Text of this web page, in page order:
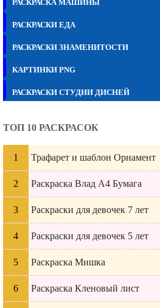
РАСКРАСКА МАШИНЫ
РАСКРАСКИ ЕДА
РАСКРАСКИ ЗНАМЕНИТОСТИ
КАРТИНКИ PNG
РАСКРАСКИ СТУДИИ ДИСНЕЙ
ТОП 10 РАСКРАСОК
Трафарет и шаблон Орнамент
Раскраска Влад А4 Бумага
Раскраски для девочек 7 лет
Раскраски для девочек 5 лет
Раскраска Мишка
Раскраска Кленовый лист